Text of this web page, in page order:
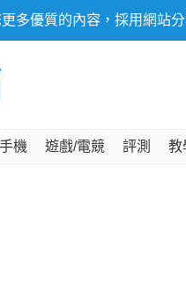
多優質的內容，採用網站
手機 遊戲/電競 評測 教